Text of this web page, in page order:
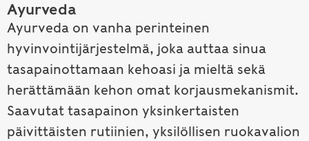
Ayurveda
Ayurveda on vanha perinteinen
hyvinvointijärjestelmä, joka auttaa sinua
tasapainottamaan kehoasi ja mieltä sekä
herättämään kehon omat korjausmekanismit.
Saavutat tasapainon yksinkertaisten
päivittäisten rutiinien, yksilöllisen ruokavalion